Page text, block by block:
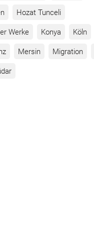
Hozat Tunceli
Werke Konya Köln
Mersin Migration